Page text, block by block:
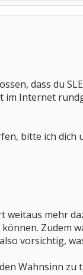
dass du
im Internet
bitte ich dich
mehr
Zudem
vorsichtig,
Wahnsinn zu